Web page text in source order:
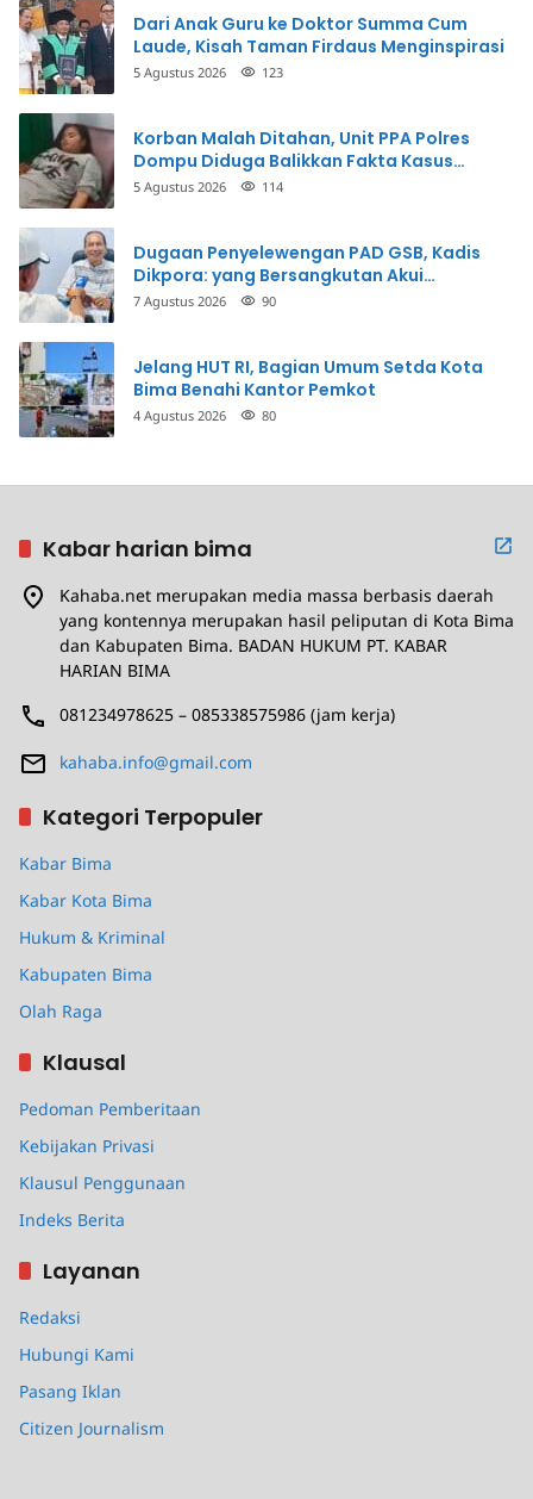
Dari Anak Guru ke Doktor Summa Cum
Laude, Kisah Taman Firdaus Menginspirasi
5 Agustus 2026 123
Korban Malah Ditahan, Unit PPA Polres
Dompu Diduga Balikkan Fakta Kasus
Penganiayaan
5 Agustus 2026 114
Dugaan Penyelewengan PAD GSB, Kadis
Dikpora: yang Bersangkutan Akui
Perbuatannya dan Siap Mengembalikan
7 Agustus 2026 90
Jelang HUT RI, Bagian Umum Setda Kota
Bima Benahi Kantor Pemkot
4 Agustus 2026 80
Kabar harian bima
Kahaba.net merupakan media massa berbasis daerah
yang kontennya merupakan hasil peliputan di Kota Bima
dan Kabupaten Bima. BADAN HUKUM PT. KABAR
HARIAN BIMA
081234978625 – 085338575986 (jam kerja)
kahaba.info@gmail.com
Kategori Terpopuler
Kabar Bima
Kabar Kota Bima
Hukum & Kriminal
Kabupaten Bima
Olah Raga
Klausal
Pedoman Pemberitaan
Kebijakan Privasi
Klausul Penggunaan
Indeks Berita
Layanan
Redaksi
Hubungi Kami
Pasang Iklan
Citizen Journalism